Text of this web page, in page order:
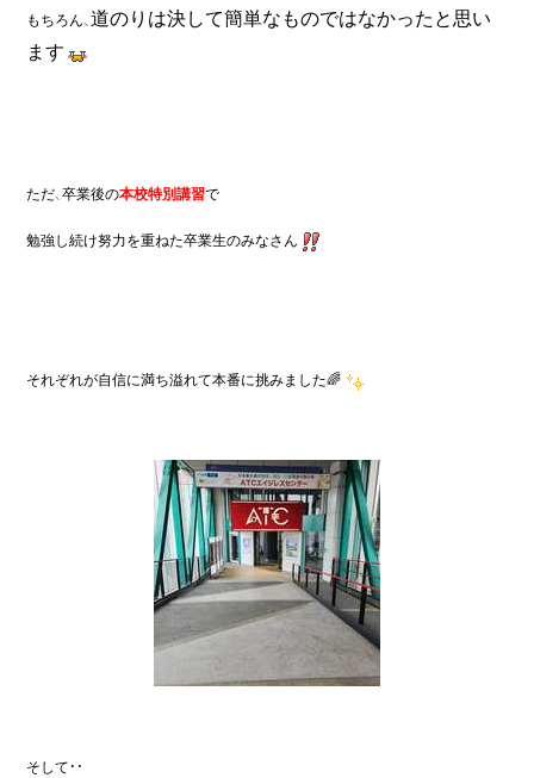
もちろん、道のりは決して簡単なものではなかったと思い
ます
ただ、卒業後の本校特別講習で
勉強し続け努力を重ねた卒業生のみなさん
それぞれが自信に満ち溢れて本番に挑みました🌈
そして・・